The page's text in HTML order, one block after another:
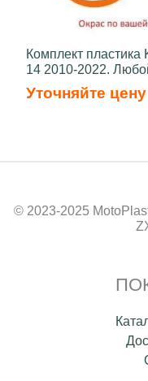
Комплект
14 2010-2022.
Уточняйте цену
© 2023-2025